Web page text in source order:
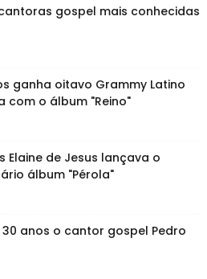
gospel mais conhecidas
ganha oitavo Grammy Latino
com o álbum "Reino"
Elaine de Jesus lançava o
álbum "Pérola"
anos o cantor gospel Pedro